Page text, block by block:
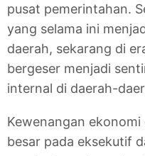
pusat pemerintahan.
yang selama ini
daerah, sekarang di
bergeser menjadi
internal di daerah-
Kewenangan
besar pada eksekutif